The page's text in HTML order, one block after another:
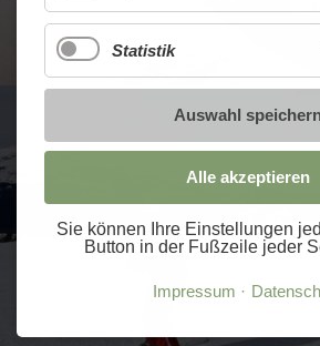
Statistik
Auswahl
Alle akzeptieren
Sie können Ihre Einstellungen
Button in der Fußzeile jeder
Impressum